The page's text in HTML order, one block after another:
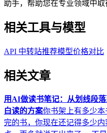
助手，帮助您在专业领域中取
相关工具与模型
API 中转站推荐模型价格对比
相关文章
用AI做读书笔记：从划线段
白读的方案你书架上有多少
完的书，你现在还记得多少